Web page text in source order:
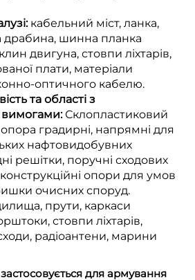
кабельний міст, ланка,
драбина, шинна планка
двигуна, стовпи ліхтарів,
плати, матеріали
оптичного кабелю.
та області з
вимогами: Склопластиковий
градирні, напрямні для
нафтовидобувних
решітки, поручні сходових
опори для умов
очисних споруд.
прути, каркаси
стовпи ліхтарів,
радіоантени, марини
для армування